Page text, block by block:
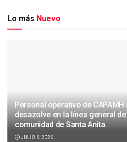
Lo más Nuevo
Personal operativo de
desazolve en la línea general
comunidad de Santa Anita
JULIO 6, 2026